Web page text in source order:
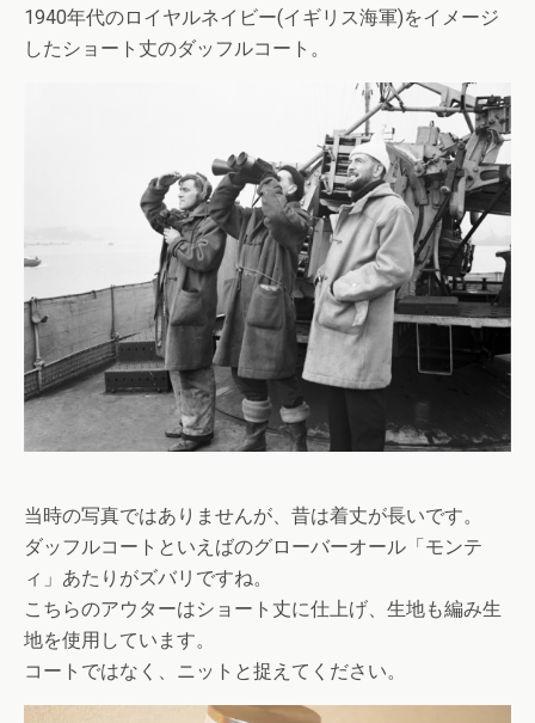
1940年代のロイヤルネイビー(イギリス海軍)をイメージ
したショート丈のダッフルコート。
当時の写真ではありませんが、昔は着丈が長いです。
ダッフルコートといえばのグローバーオール「モンテ
ィ」あたりがズバリですね。
こちらのアウターはショート丈に仕上げ、生地も編み生
地を使用しています。
コートではなく、ニットと捉えてください。